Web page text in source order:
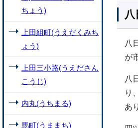
八
が
八
り
あ
ちょう)
上田組町(うえだくみち
ょう)
上田三小路(うえださん
こうじ)
内丸(うちまる)
馬町(うままち)